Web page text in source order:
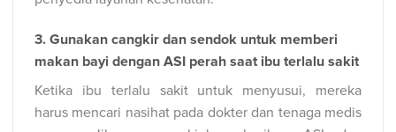
3. Gunakan cangkir dan sendok untuk memberi
makan bayi dengan ASI perah saat ibu terlalu sakit
Ketika ibu terlalu sakit untuk menyusui, mereka
harus mencari nasihat pada dokter dan tenaga medis